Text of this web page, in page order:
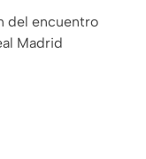
del encuentro
Madrid